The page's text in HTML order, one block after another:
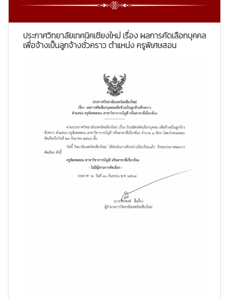
ประกาศวิทยาลัยเทคนิคเชียงใหม่ เรื่อง ผลการคัดเลือกบุคคล
เพื่อจ้างเป็นลูกจ้างชั่วคราว ตำแหน่ง ครูพิเศษสอน